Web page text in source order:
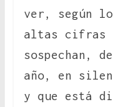
ver, según
altas cifras
sospechan,
año, en
y que está